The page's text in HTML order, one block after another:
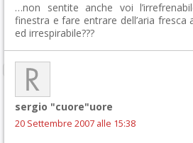
…non sentite anche voi
finestra e fare entrare dell’aria
ed irrespirabile???
sergio "cuore"uore
20 Settembre 2007 alle 15:38